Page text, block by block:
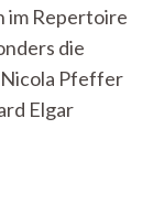
im Repertoire
die
Nicola Pfeffer
Elgar